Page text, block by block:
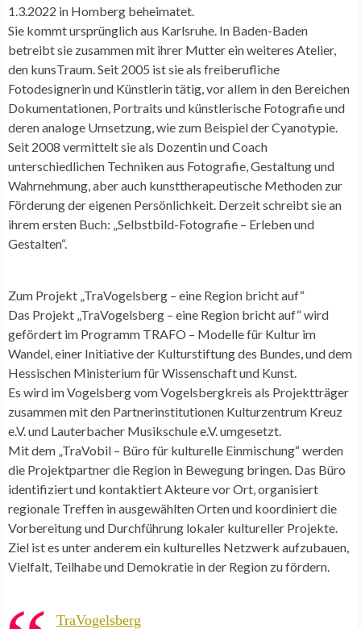
1.3.2022 in Homberg beheimatet.
Sie kommt ursprünglich aus Karlsruhe. In Baden-Baden
betreibt sie zusammen mit ihrer Mutter ein weiteres Atelier,
den kunsTraum. Seit 2005 ist sie als freiberufliche
Fotodesignerin und Künstlerin tätig, vor allem in den Bereichen
Dokumentationen, Portraits und künstlerische Fotografie und
deren analoge Umsetzung, wie zum Beispiel der Cyanotypie.
Seit 2008 vermittelt sie als Dozentin und Coach
unterschiedlichen Techniken aus Fotografie, Gestaltung und
Wahrnehmung, aber auch kunsttherapeutische Methoden zur
Förderung der eigenen Persönlichkeit. Derzeit schreibt sie an
ihrem ersten Buch: „Selbstbild-Fotografie – Erleben und
Gestalten“.
Zum Projekt „TraVogelsberg – eine Region bricht auf“
Das Projekt „TraVogelsberg – eine Region bricht auf“ wird
gefördert im Programm TRAFO – Modelle für Kultur im
Wandel, einer Initiative der Kulturstiftung des Bundes, und dem
Hessischen Ministerium für Wissenschaft und Kunst.
Es wird im Vogelsberg vom Vogelsbergkreis als Projektträger
zusammen mit den Partnerinstitutionen Kulturzentrum Kreuz
e.V. und Lauterbacher Musikschule e.V. umgesetzt.
Mit dem „TraVobil – Büro für kulturelle Einmischung“ werden
die Projektpartner die Region in Bewegung bringen. Das Büro
identifiziert und kontaktiert Akteure vor Ort, organisiert
regionale Treffen in ausgewählten Orten und koordiniert die
Vorbereitung und Durchführung lokaler kultureller Projekte.
Ziel ist es unter anderem ein kulturelles Netzwerk aufzubauen,
Vielfalt, Teilhabe und Demokratie in der Region zu fördern.
TraVogelsberg